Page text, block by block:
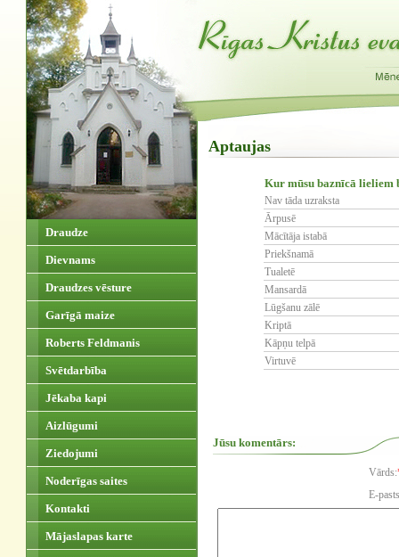
Draudze
Dievnams
Draudzes vēsture
Garīgā maize
Roberts Feldmanis
Svētdarbība
Jēkaba kapi
Aizlūgumi
Ziedojumi
Noderīgas saites
Kontakti
Mājaslapas karte
Aptaujas
Kur mūsu baznīcā
Nav tāda uzraksta
Ārpusē
Mācītāja istabā
Priekšnamā
Tualetē
Mansardā
Lūgšanu zālē
Kriptā
Kāpņu telpā
Virtuvē
Jūsu komentārs:
Vārds:
E-